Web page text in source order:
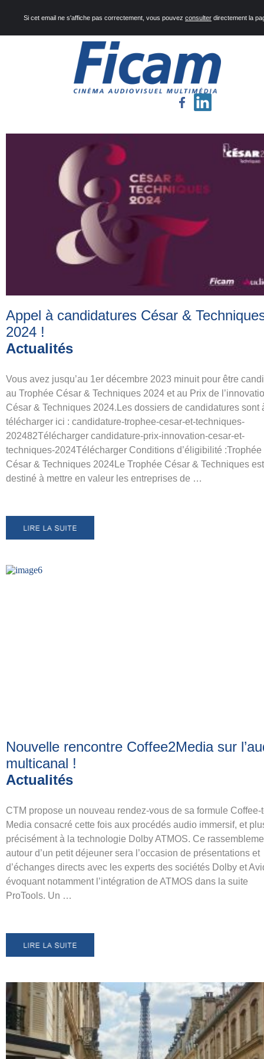
Si cet email ne s'affiche pas correctement, vous pouvez consulter directement la
Appel à candidatures César &
2024 !
Actualités
Vous avez jusqu’au 1er décembre 2023 minuit pour être
au Trophée César & Techniques 2024 et au Prix de
César & Techniques 2024.Les dossiers de candidatures sont
télécharger ici : candidature-trophee-cesar-et-techniques-
202482Télécharger candidature-prix-innovation-cesar-et-
techniques-2024Télécharger Conditions d’éligibilité :Trophée
César & Techniques 2024Le Trophée César & Techniques est
destiné à mettre en valeur les entreprises de …
Nouvelle rencontre Coffee2Media sur
multicanal !
Actualités
CTM propose un nouveau rendez-vous de sa formule Coffee-
Media consacré cette fois aux procédés audio immersif, et
précisément à la technologie Dolby ATMOS. Ce
autour d’un petit déjeuner sera l’occasion de présentations et
d’échanges directs avec les experts des sociétés Dolby et
évoquant notamment l’intégration de ATMOS dans la suite
ProTools. Un …